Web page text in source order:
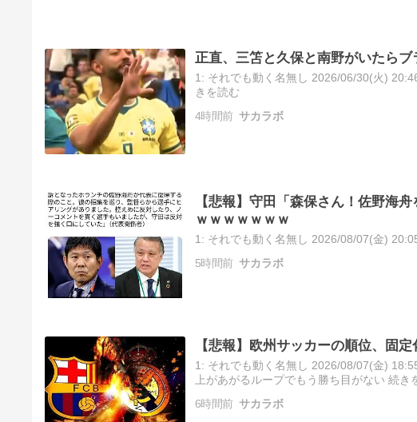
正直、三笘と久保と南野がいたら
1: それでも動く名無し 2026/06/30(火)
きを読む
4時間前 サカラボ
【悲報】守田「森保さん！佐野海
ｗｗｗｗｗｗｗ
1: それでも動く名無し 2026/08/07(金)
5時間前 サカラボ
【悲報】欧州サッカーの順位、固
1: それでも動く名無し 2026/08/07(金)
上があがるループでもう勝ち目がない 続き
6時間前 サカラボ